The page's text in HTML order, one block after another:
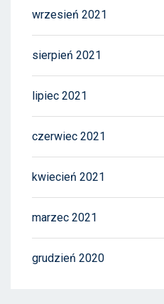
wrzesień 2021
sierpień 2021
lipiec 2021
czerwiec 2021
kwiecień 2021
marzec 2021
grudzień 2020